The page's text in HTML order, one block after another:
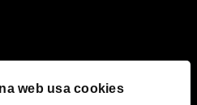
web usa cookies